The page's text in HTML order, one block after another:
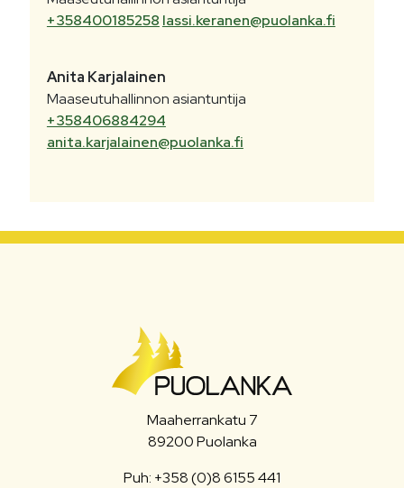
+358400185258 lassi.keranen@puolanka.fi
Anita Karjalainen
Maaseutuhallinnon asiantuntija
+358406884294
anita.karjalainen@puolanka.fi
Maaherrankatu 7
89200 Puolanka
Puh: +358 (0)8 6155 441